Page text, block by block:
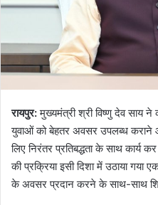
रायपुर:मुख्यमंत्री श्री विष्णु देव साय
युवाओं को बेहतर अवसर उपलब्ध कराने
लिए निरंतर प्रतिबद्धता के साथ कार्य
की प्रक्रिया इसी दिशा में उठाया गया
के अवसर प्रदान करने के साथ-साथ